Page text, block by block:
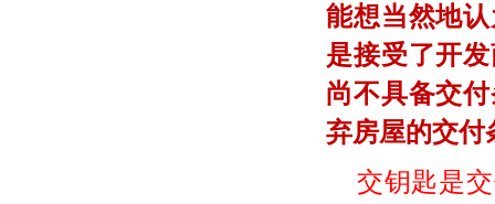
能想当然地
是接受了开
尚不具备交
弃房屋的交付
交钥匙是